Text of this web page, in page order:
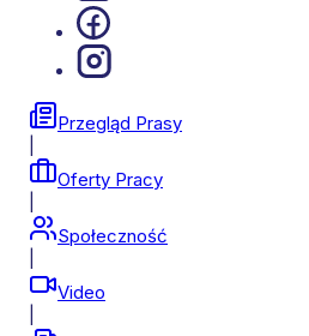
Przegląd Prasy
Oferty Pracy
Społeczność
Video